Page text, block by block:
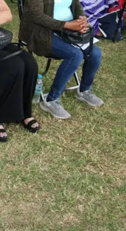
Secretaría
presencia
admin 20 julio 2026